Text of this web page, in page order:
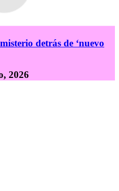
detrás de ‘nuevo
2026